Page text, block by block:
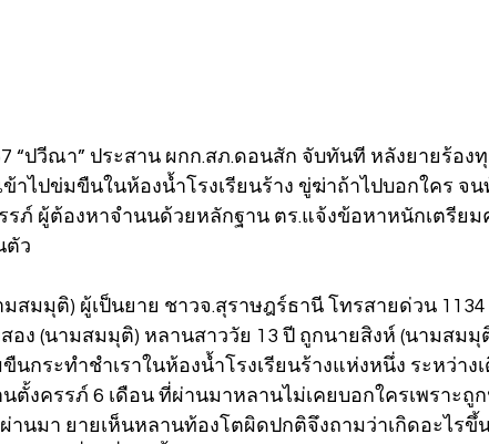
“ปวีณา” ประสาน ผกก.สภ.ดอนสัก จับทันที หลังยายร้อง
าไปข่มขืนในห้องน้ำโรงเรียนร้าง ขู่ฆ่าถ้าไปบอกใคร จ
ภ์ ผู้ต้องหาจำนนด้วยหลักฐาน ตร.แจ้งข้อหาหนักเตรียม
ตัว
มสมมุติ) ผู้เป็นยาย ชาวจ.สุราษฎร์ธานี โทรสายด่วน
อง (นามสมมุติ) หลานสาววัย 13 ปี ถูกนายสิงห์ (นามสมมุ
กระทำชำเราในห้องน้ำโรงเรียนร้างแห่งหนึ่ง ระหว่าง
นตั้งครรภ์ 6 เดือน ที่ผ่านมาหลานไม่เคยบอกใครเพราะถู
ผ่านมา ยายเห็นหลานท้องโตผิดปกติจึงถามว่าเกิดอะไรขึ้